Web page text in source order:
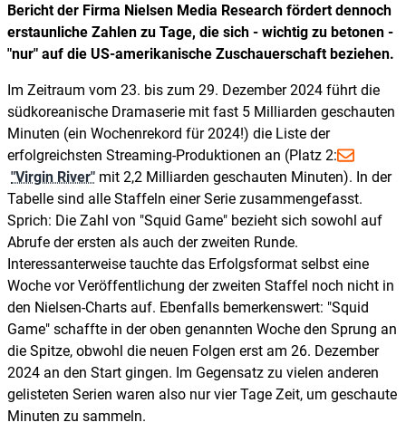
Bericht der Firma Nielsen Media Research fördert dennoch
erstaunliche Zahlen zu Tage, die sich - wichtig zu betonen -
"nur" auf die US-amerikanische Zuschauerschaft beziehen.
Im Zeitraum vom 23. bis zum 29. Dezember 2024 führt die
südkoreanische Dramaserie mit fast 5 Milliarden geschauten
Minuten (ein Wochenrekord für 2024!) die Liste der
erfolgreichsten Streaming-Produktionen an (Platz 2:
"Virgin River" mit 2,2 Milliarden geschauten Minuten). In der
Tabelle sind alle Staffeln einer Serie zusammengefasst.
Sprich: Die Zahl von "Squid Game" bezieht sich sowohl auf
Abrufe der ersten als auch der zweiten Runde.
Interessanterweise tauchte das Erfolgsformat selbst eine
Woche vor Veröffentlichung der zweiten Staffel noch nicht in
den Nielsen-Charts auf. Ebenfalls bemerkenswert: "Squid
Game" schaffte in der oben genannten Woche den Sprung an
die Spitze, obwohl die neuen Folgen erst am 26. Dezember
2024 an den Start gingen. Im Gegensatz zu vielen anderen
gelisteten Serien waren also nur vier Tage Zeit, um geschaute
Minuten zu sammeln.